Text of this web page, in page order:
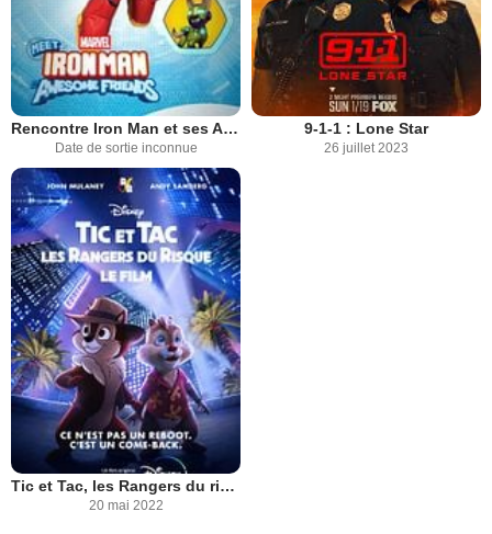
Rencontre Iron Man et ses Amis Incroyables
Date de sortie inconnue
9-1-1 : Lone Star
26 juillet 2023
Tic et Tac, les Rangers du risque : le film
20 mai 2022